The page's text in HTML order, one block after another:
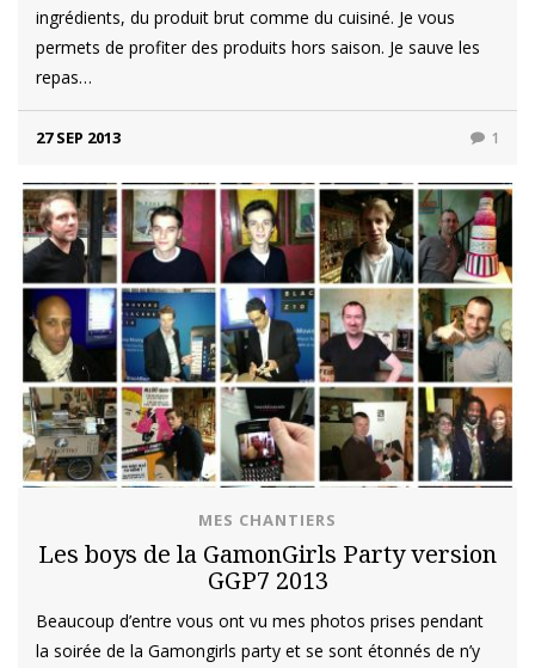
ingrédients, du produit brut comme du cuisiné. Je vous
permets de profiter des produits hors saison. Je sauve les
repas…
27 SEP 2013 1
MES CHANTIERS
Les boys de la GamonGirls Party version
GGP7 2013
Beaucoup d’entre vous ont vu mes photos prises pendant
la soirée de la Gamongirls party et se sont étonnés de n’y